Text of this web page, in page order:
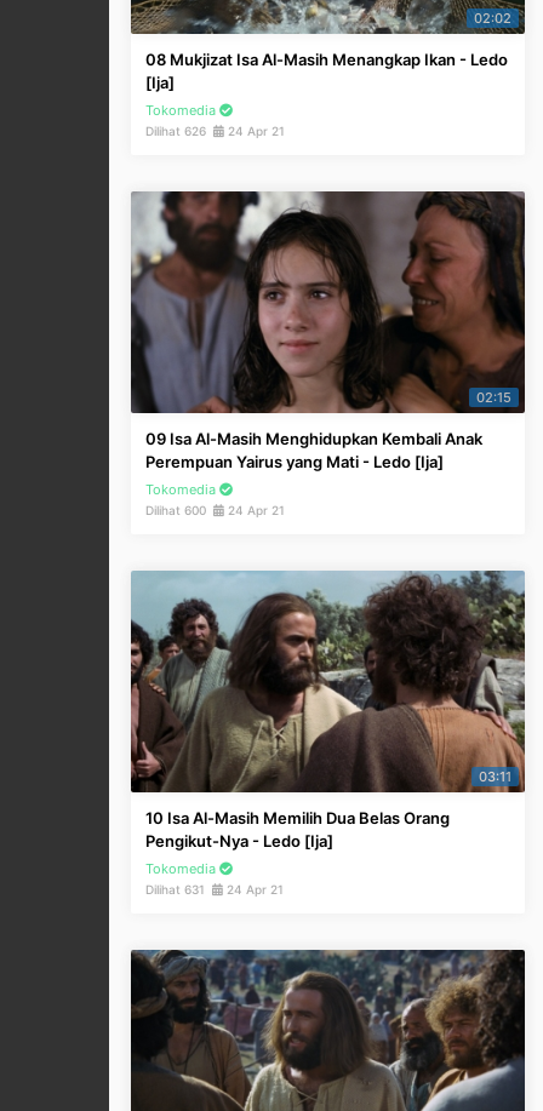
02:02
08 Mukjizat Isa Al-Masih Menangkap Ikan - Ledo
[Ija]
Tokomedia
Dilihat 626 24 Apr 21
02:15
09 Isa Al-Masih Menghidupkan Kembali Anak
Perempuan Yairus yang Mati - Ledo [Ija]
Tokomedia
Dilihat 600 24 Apr 21
03:11
10 Isa Al-Masih Memilih Dua Belas Orang
Pengikut-Nya - Ledo [Ija]
Tokomedia
Dilihat 631 24 Apr 21